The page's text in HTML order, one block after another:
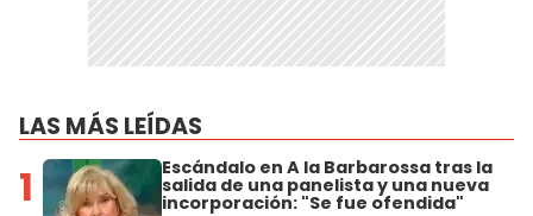
LAS MÁS LEÍDAS
1 Escándalo en A la Barbarossa tras la
salida de una panelista y una nueva
incorporación: "Se fue ofendida"